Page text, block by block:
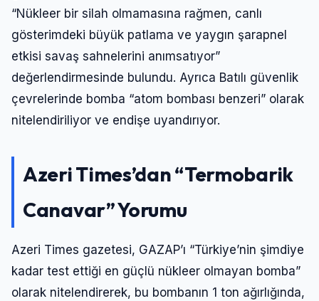
“Nükleer bir silah olmamasına rağmen, canlı
gösterimdeki büyük patlama ve yaygın şarapnel
etkisi savaş sahnelerini anımsatıyor”
değerlendirmesinde bulundu. Ayrıca Batılı güvenlik
çevrelerinde bomba “atom bombası benzeri” olarak
nitelendiriliyor ve endişe uyandırıyor.
Azeri Times’dan “Termobarik
Canavar” Yorumu
Azeri Times gazetesi, GAZAP’ı “Türkiye’nin şimdiye
kadar test ettiği en güçlü nükleer olmayan bomba”
olarak nitelendirerek, bu bombanın 1 ton ağırlığında,